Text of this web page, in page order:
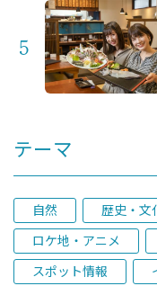
テーマ
自然 歴史・文
ロケ地・アニメ
スポット情報